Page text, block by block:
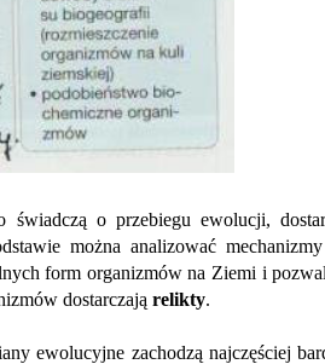
świadczą o przebiegu ewolucji,
można analizować
form organizmów na Ziemi i
dostarczają relikty.
ewolucyjne zachodzą najczęściej